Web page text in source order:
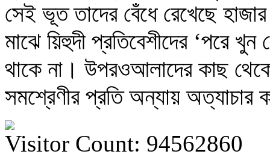
সেই ভূত তাদের বেঁধে রেখেছে
মাঝে য়িহুদী প্রতিবেশীদের ‘পরে
থাকে না। উপরওআলাদের কাছ
সমশ্রেণীর প্রতি অন্যায় অত্যাচার
Visitor Count: 94562860